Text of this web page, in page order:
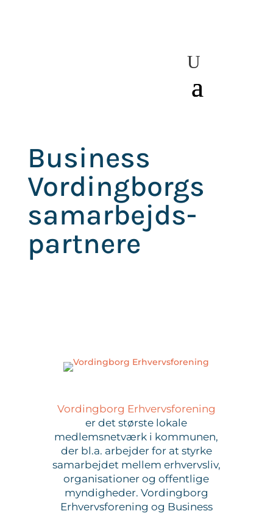
Business
Vordingborgs
samarbejds-
partnere
Vordingborg Erhvervsforening
er det største lokale
medlemsnetværk i kommunen,
der bl.a. arbejder for at styrke
samarbejdet mellem erhvervsliv,
organisationer og offentlige
myndigheder. Vordingborg
Erhvervsforening og Business